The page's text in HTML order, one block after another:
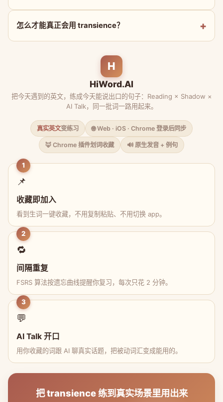
怎么才能真正会用 transience？
H
HiWord.AI
把今天遇到的英文，练成今天能说出口的句子：Reading × Shadow ×
AI Talk，同一批词一路用起来。
真实英文变练习 🌐 Web · iOS · Chrome 登录后同步
🦊 Chrome 插件划词收藏 🔊 原生发音 + 例句
1
📌
收藏即加入
看到生词一键收藏，不用复制粘贴、不用切换 app。
2
🔁
间隔重复
FSRS 算法按遗忘曲线提醒你复习，每次只花 2 分钟。
3
💬
AI Talk 开口
用你收藏的词跟 AI 聊真实话题，把被动词汇变成能用的。
把 transience 练到真实场景里用出来